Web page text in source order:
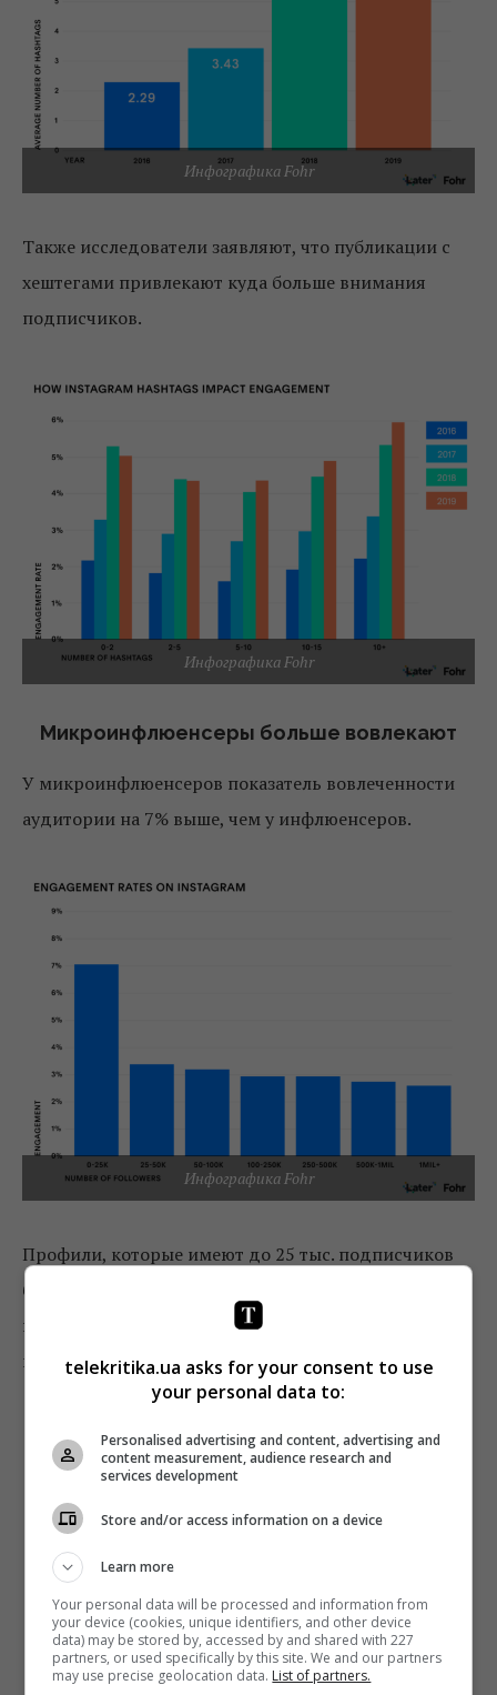
Инфографика Fohr
Также исследователи заявляют, что публикации с
хештегами привлекают куда больше внимания
подписчиков.
Инфографика Fohr
Микроинфлюенсеры больше вовлекают
У микроинфлюенсеров показатель вовлеченности
аудитории на 7% выше, чем у инфлюенсеров.
Инфографика Fohr
Профили, которые имеют до 25 тыс. подписчиков
более эффективны. Поэтому маркетологам стоит
постепенно переключать свое внимание с
инфлюенсеров на микроинфлюенсеров.
telekritika.ua asks for your consent to use
your personal data to:
Personalised advertising and content, advertising and
content measurement, audience research and
services development
Store and/or access information on a device
Learn more
Your personal data will be processed and information from
your device (cookies, unique identifiers, and other device
data) may be stored by, accessed by and shared with 227
partners, or used specifically by this site. We and our partners
may use precise geolocation data. List of partners.